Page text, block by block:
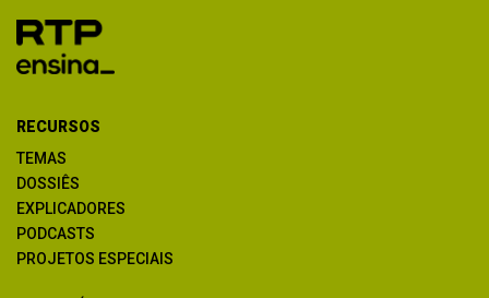
RECURSOS
TEMAS
DOSSIÊS
EXPLICADORES
PODCASTS
PROJETOS ESPECIAIS